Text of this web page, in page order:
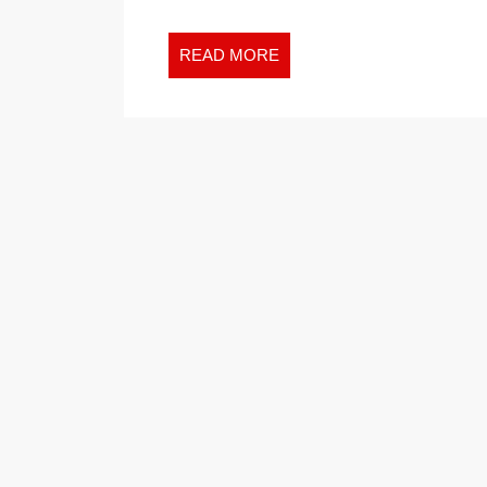
READ MORE
MORE